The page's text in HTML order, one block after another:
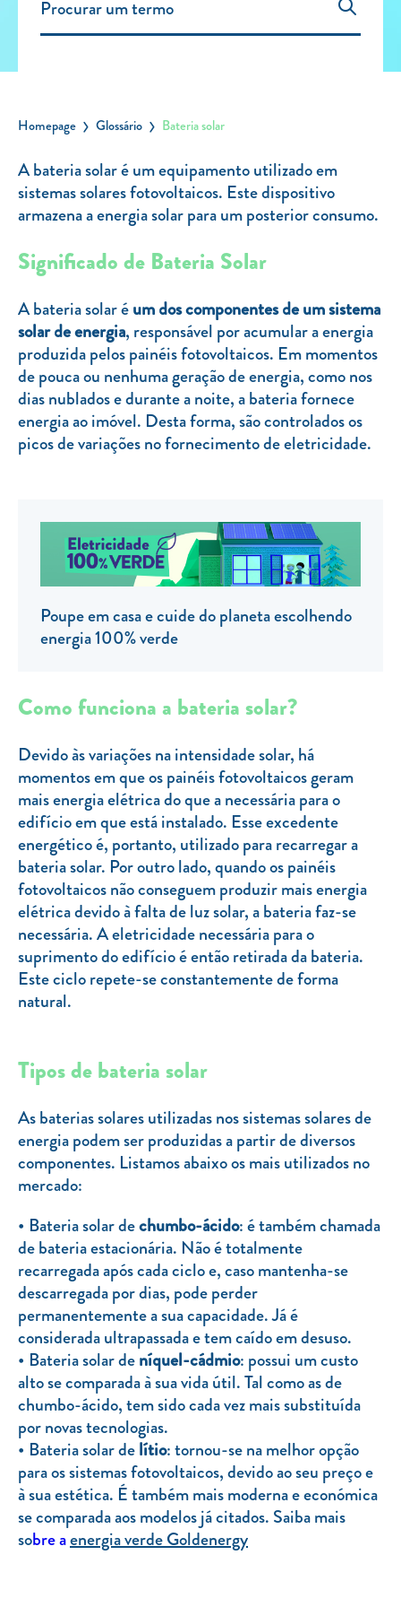
Carregar Fora de Casa
Leituras
Sobre nós
Contactos
FAQ
Blog
Mais informações
SERVIÇOS
ROTULAGEM
JUNTE-SE A NÓS
TARIFA SOCIAL
FATURAS
PRÉMIOS
FRAUDE E SEGURANÇA
Documentos úteis
Livro de reclamações
Clientes com necessidades especiais
Clientes prioritários
Resolução alternativa de litígios
Homepage Glossário Bateria solar
A bateria solar é um equipamento utilizado em
sistemas solares fotovoltaicos. Este dispositivo
armazena a energia solar para um posterior consumo.
Significado de Bateria Solar
A bateria solar éum dos componentes de um sistema
solar de energia, responsável por acumular a energia
produzida pelos painéis fotovoltaicos. Em momentos
de pouca ou nenhuma geração de energia, como nos
dias nublados e durante a noite, a bateria fornece
energia ao imóvel. Desta forma, são controlados os
picos de variações no fornecimento de eletricidade.
Poupe em casa e cuide do planeta escolhendo
energia 100% verde
Como funciona a bateria solar?
Devido às variações na intensidade solar, há
momentos em que os painéis fotovoltaicos geram
mais energia elétrica do que a necessária para o
edifício em que está instalado. Esse excedente
energético é, portanto, utilizado para recarregar a
bateria solar. Por outro lado, quando os painéis
fotovoltaicos não conseguem produzir mais energia
elétrica devido à falta de luz solar, a bateria faz-se
necessária. A eletricidade necessária para o
suprimento do edifício é então retirada da bateria.
Este ciclo repete-se constantemente de forma
natural.
Tipos de bateria solar
As baterias solares utilizadas nos sistemas solares de
energia podem ser produzidas a partir de diversos
componentes. Listamos abaixo os mais utilizados no
mercado:
Bateria solar dechumbo-ácido: é também chamada
de bateria estacionária. Não é totalmente
recarregada após cada ciclo e, caso mantenha-se
descarregada por dias, pode perder
permanentemente a sua capacidade. Já é
considerada ultrapassada e tem caído em desuso.
Bateria solar deníquel-cádmio: possui um custo
alto se comparada à sua vida útil. Tal como as de
chumbo-ácido, tem sido cada vez mais substituída
por novas tecnologias.
Bateria solar delítio: tornou-se na melhor opção
para os sistemas fotovoltaicos, devido ao seu preço e
à sua estética. É também mais moderna e económica
se comparada aos modelos já citados. Saiba mais
sobre aenergia verde Goldenergy